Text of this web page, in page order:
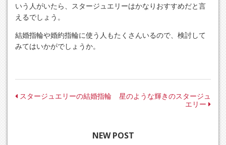
いう人がいたら、スタージュエリーはかなりおすすめだと言
えるでしょう。
結婚指輪や婚約指輪に使う人もたくさんいるので、検討して
みてはいかがでしょうか。
投スタージュエリーの結婚指輪
星のような輝きのスタージュ
エリー
NEW POST